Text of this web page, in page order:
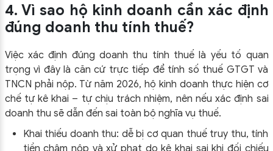
4. Vì sao hộ kinh doanh cần xác định
đúng doanh thu tính thuế?
Việc xác định đúng doanh thu tính thuế là yếu tố quan
trọng vì đây là căn cứ trực tiếp để tính số thuế GTGT và
TNCN phải nộp. Từ năm 2026, hộ kinh doanh thực hiện cơ
chế tự kê khai – tự chịu trách nhiệm, nên nếu xác định sai
doanh thu sẽ dẫn đến sai toàn bộ nghĩa vụ thuế.
Khai thiếu doanh thu: dễ bị cơ quan thuế truy thu, tính
tiền chậm nộp và xử phạt do kê khai sai khi đối chiếu